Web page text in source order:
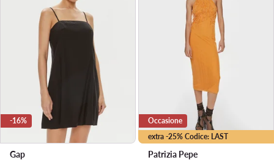
-16%
Gap
extra -25% Codice: LAST
Occasione
Patrizia Pepe